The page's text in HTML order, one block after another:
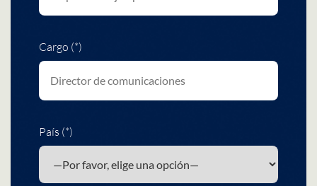
Cargo (*)
País (*)